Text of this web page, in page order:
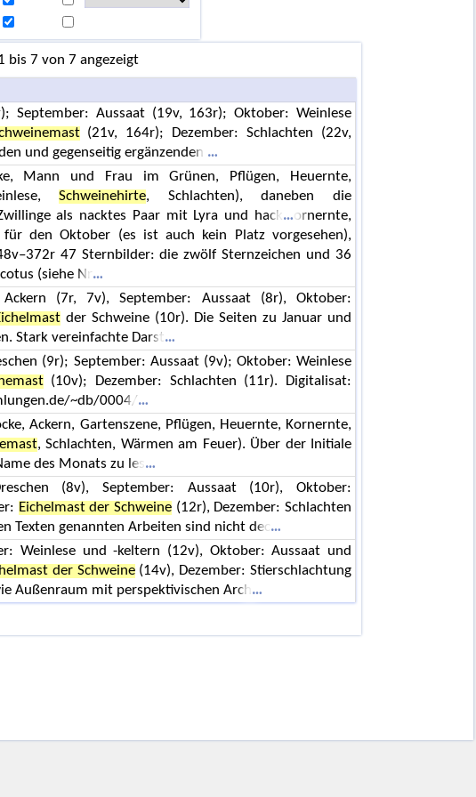
bis 7 von 7 angezeigt
September: Aussaat (19v, 163r); Oktober: Weinlese
(21v, 164r); Dezember: Schlachten (22v,
und gegenseitig ergänzenden
Mann und Frau im Grünen, Pflügen, Heuernte,
Schweinehirte, Schlachten), daneben die
als nacktes Paar mit Lyra und hack
ornernte,
für den Oktober (es ist auch kein Platz vorgesehen),
47 Sternbilder: die zwölf Sternzeichen und 36
(siehe Nr
(7r, 7v), September: Aussaat (8r), Oktober:
der Schweine (10r). Die Seiten zu Januar und
Stark vereinfachte Darst
(9r); September: Aussaat (9v); Oktober: Weinlese
(10v); Dezember: Schlachten (11r). Digitalisat:
~db/0004/
Ackern, Gartenszene, Pflügen, Heuernte, Kornernte,
, Schlachten, Wärmen am Feuer). Über der Initiale
des Monats zu les
(8v), September: Aussaat (10r), Oktober:
Eichelmast der Schweine (12r), Dezember: Schlachten
Texten genannten Arbeiten sind nicht dec
Weinlese und -keltern (12v), Oktober: Aussaat und
der Schweine(14v), Dezember: Stierschlachtung
Außenraum mit perspektivischen Arch